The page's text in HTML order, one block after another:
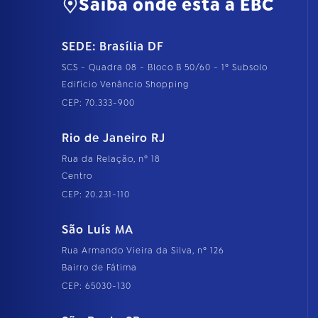
Saiba onde está a EBC
SEDE: Brasília DF
SCS - Quadra 08 - Bloco B 50/60 - 1º Subsolo
Edifício Venâncio Shopping
CEP: 70.333-900
Rio de Janeiro RJ
Rua da Relação, nº 18
Centro
CEP: 20.231-110
São Luís MA
Rua Armando Vieira da Silva, nº 126
Bairro de Fátima
CEP: 65030-130